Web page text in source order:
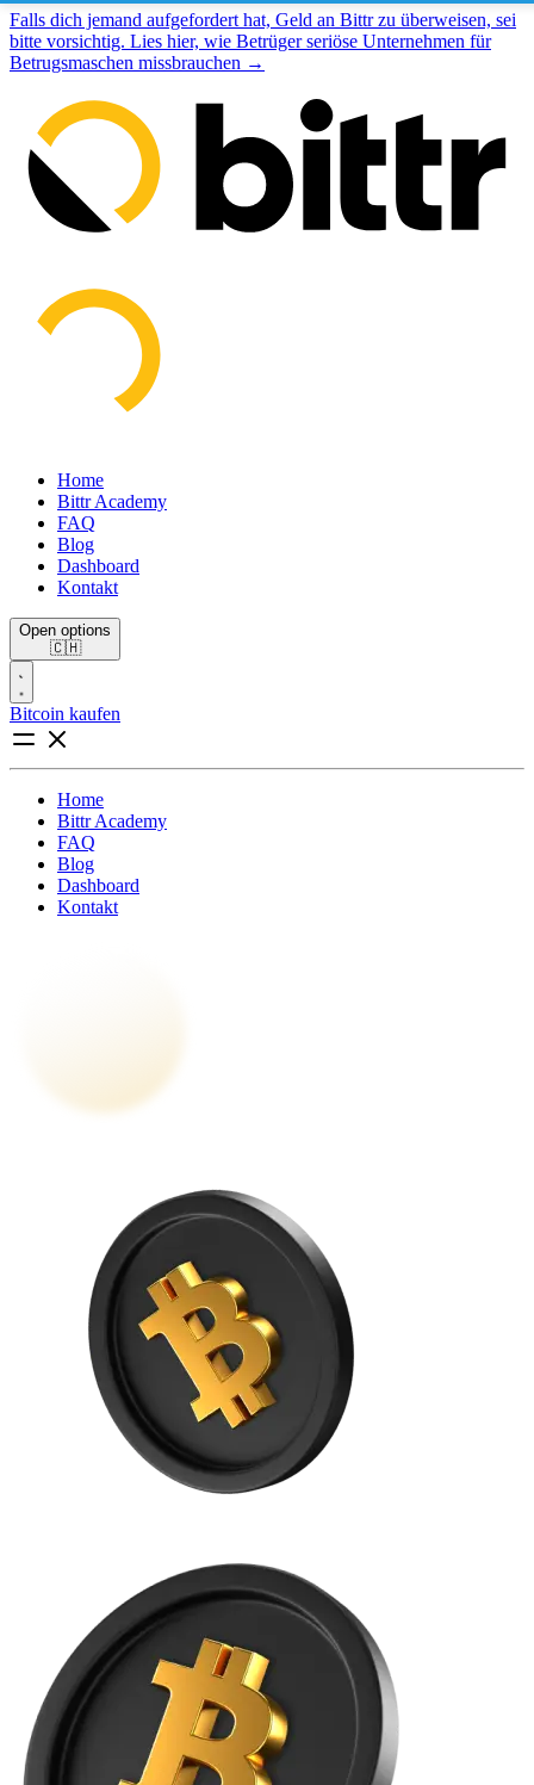
Falls dich jemand aufgefordert hat, Geld an Bittr zu überweisen, sei
bitte vorsichtig. Lies hier, wie Betrüger seriöse Unternehmen für
Betrugsmaschen missbrauchen →
Home
Bittr Academy
FAQ
Blog
Dashboard
Kontakt
Open options
🇨🇭
Bitcoin kaufen
Home
Bittr Academy
FAQ
Blog
Dashboard
Kontakt